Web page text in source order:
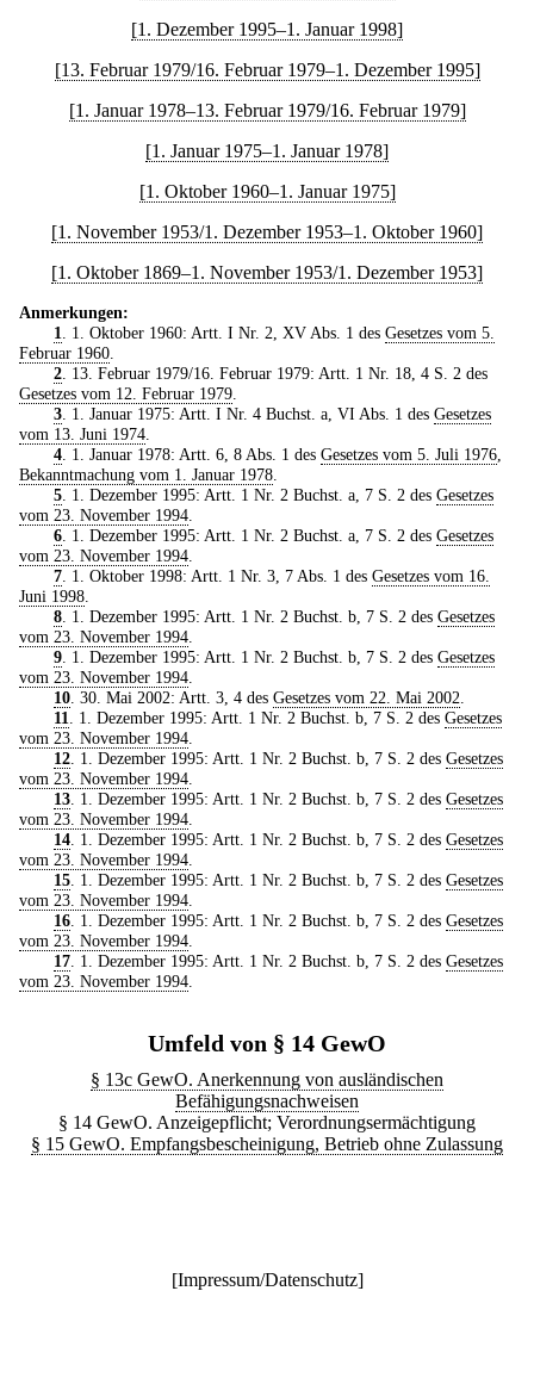
[1. Dezember 1995–1. Januar 1998]
[13. Februar 1979/16. Februar 1979–1. Dezember 1995]
[1. Januar 1978–13. Februar 1979/16. Februar 1979]
[1. Januar 1975–1. Januar 1978]
[1. Oktober 1960–1. Januar 1975]
[1. November 1953/1. Dezember 1953–1. Oktober 1960]
[1. Oktober 1869–1. November 1953/1. Dezember 1953]
Anmerkungen:
1
. 1. Oktober 1960: Artt. I Nr. 2, XV Abs. 1 des Gesetzes vom 5.
Februar 1960
2. 13. Februar 1979/16. Februar 1979: Artt. 1 Nr. 18, 4 S. 2 des
Gesetzes vom 12. Februar 1979
3. 1. Januar 1975: Artt. I Nr. 4 Buchst. a, VI Abs. 1 des Gesetzes
vom 13. Juni 1974
4. 1. Januar 1978: Artt. 6, 8 Abs. 1 des Gesetzes vom 5. Juli 1976,
Bekanntmachung vom 1. Januar 1978
5. 1. Dezember 1995: Artt. 1 Nr. 2 Buchst. a, 7 S. 2 des Gesetzes
vom 23. November 1994
6. 1. Dezember 1995: Artt. 1 Nr. 2 Buchst. a, 7 S. 2 des Gesetzes
vom 23. November 1994
7. 1. Oktober 1998: Artt. 1 Nr. 3, 7 Abs. 1 des Gesetzes vom 16.
Juni 1998
8. 1. Dezember 1995: Artt. 1 Nr. 2 Buchst. b, 7 S. 2 des Gesetzes
vom 23. November 1994
9. 1. Dezember 1995: Artt. 1 Nr. 2 Buchst. b, 7 S. 2 des Gesetzes
vom 23. November 1994
10. 30. Mai 2002: Artt. 3, 4 des Gesetzes vom 22. Mai 2002
11
. 1. Dezember 1995: Artt. 1 Nr. 2 Buchst. b, 7 S. 2 des Gesetzes
vom 23. November 1994
12. 1. Dezember 1995: Artt. 1 Nr. 2 Buchst. b, 7 S. 2 des Gesetzes
vom 23. November 1994
13. 1. Dezember 1995: Artt. 1 Nr. 2 Buchst. b, 7 S. 2 des Gesetzes
vom 23. November 1994
14. 1. Dezember 1995: Artt. 1 Nr. 2 Buchst. b, 7 S. 2 des Gesetzes
vom 23. November 1994
15. 1. Dezember 1995: Artt. 1 Nr. 2 Buchst. b, 7 S. 2 des Gesetzes
vom 23. November 1994
16. 1. Dezember 1995: Artt. 1 Nr. 2 Buchst. b, 7 S. 2 des Gesetzes
vom 23. November 1994
17. 1. Dezember 1995: Artt. 1 Nr. 2 Buchst. b, 7 S. 2 des Gesetzes
vom 23. November 1994
Umfeld von § 14 GewO
§ 13c GewO. Anerkennung von ausländischen
Befähigungsnachweisen
§ 14 GewO. Anzeigepflicht; Verordnungsermächtigung
§ 15 GewO. Empfangsbescheinigung, Betrieb ohne Zulassung
[Impressum/Datenschutz]